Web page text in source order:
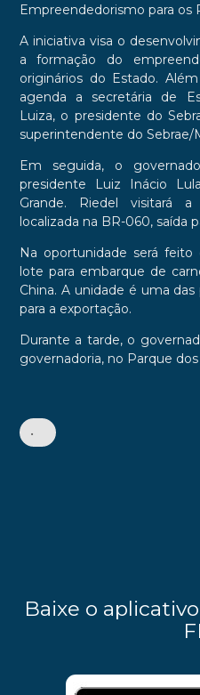
Empreendedorismo para os
A iniciativa visa o
a formação do
originários do Estado.
agenda a secretária de
Luiza, o presidente do
superintendente do Sebrae/
Em seguida, o
presidente Luiz Inácio
Grande. Riedel visitará
localizada na BR-060, saída
Na oportunidade será
lote para embarque de
China. A unidade é uma
para a exportação.
Durante a tarde, o
governadoria, no Parque
•
Baixe o